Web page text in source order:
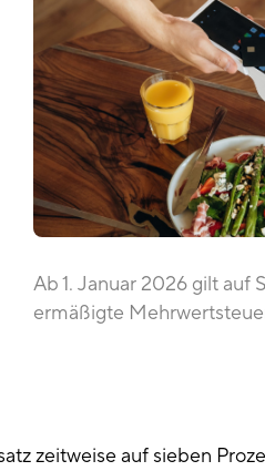
Ab 1. Januar 2026 gilt auf
ermäßigte
zeitweise auf sieben